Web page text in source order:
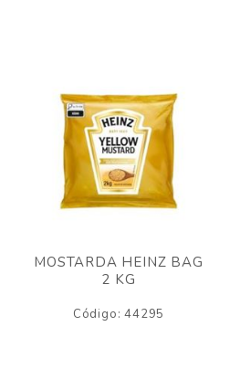
MOSTARDA HEINZ BAG
2 KG
Código: 44295